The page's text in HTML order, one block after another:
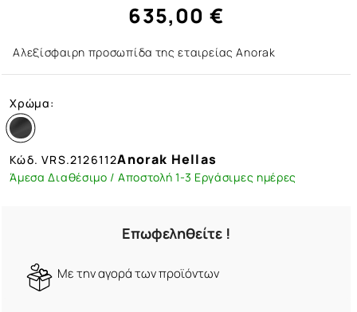
635,00 €
Αλεξίσφαιρη προσωπίδα της εταιρείας Anorak
Χρώμα:
Κώδ.VRS.2126112Anorak Hellas
Άμεσα Διαθέσιμο / Αποστολή 1-3 Εργάσιμες ημέρες
Επωφεληθείτε !
Mε την αγορά των προϊόντων